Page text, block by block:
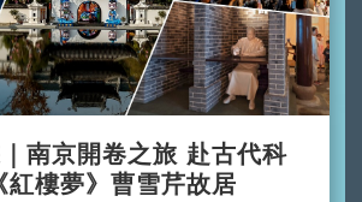
南京開卷之旅 赴古代科
紅樓夢》曹雪芹故居